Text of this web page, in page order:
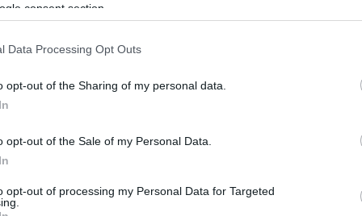
consent section.
Data Processing Opt Outs
opt-out of the Sharing of my personal data.
opt-out of the Sale of my Personal Data.
opt-out of processing my Personal Data for Targeted
v-cf2p4hb99q8x-sf)